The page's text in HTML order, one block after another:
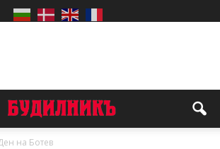
на Ботев